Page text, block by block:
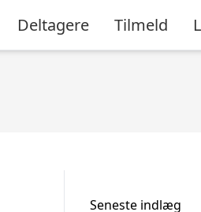
Deltagere Tilmeld
Seneste indlæg